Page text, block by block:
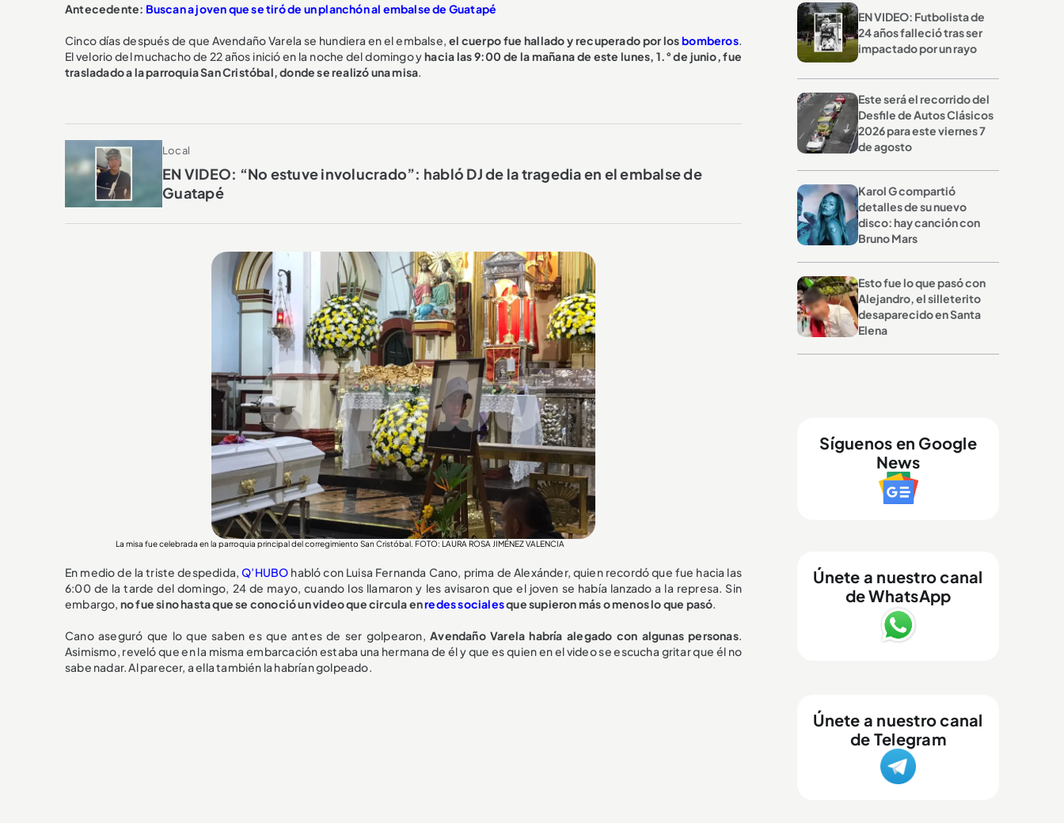
Antecedente: Buscan a joven que se tiró de un planchón al embalse de Guatapé
Cinco días después de que Avendaño Varela se hundiera en el embalse, el cuerpo fue hallado y recuperado por losbomberos.
El velorio del muchacho de 22 años inició en la noche del domingo yhacia las 9:00 de la mañana de este lunes, 1.° de junio, fue
trasladado a la parroquia San Cristóbal, donde se realizó una misa.
Local
EN VIDEO: “No estuve involucrado”: habló DJ de la tragedia en el embalse de
Guatapé
La misa fue celebrada en la parroquia principal del corregimiento San Cristóbal. FOTO: LAURA ROSA JIMÉNEZ VALENCIA
En medio de la triste despedida,Q’HUBO habló con Luisa Fernanda Cano, prima de Alexánder, quien recordó que fue hacia las
6:00 de la tarde del domingo, 24 de mayo, cuando los llamaron y les avisaron que el joven se había lanzado a la represa. Sin
embargo, no fue sino hasta que se conoció un video que circula enredes socialesque supieron más o menos lo que pasó.
Cano aseguró que lo que saben es que antes de ser golpearon,Avendaño Varela habría alegado con algunas personas.
Asimismo, reveló que en la misma embarcación estaba una hermana de él y que es quien en el video se escucha gritar que él no
sabe nadar. Al parecer, a ella también la habrían golpeado.
EN VIDEO: Futbolista de
24 años falleció tras ser
impactado por un rayo
Este será el recorrido del
Desfile de Autos Clásicos
2026 para este viernes 7
de agosto
Karol G compartió
detalles de su nuevo
disco: hay canción con
Bruno Mars
Esto fue lo que pasó con
Alejandro, el silleterito
desaparecido en Santa
Elena
Síguenos en Google
News
Únete a nuestro canal
de WhatsApp
Únete a nuestro canal
de Telegram